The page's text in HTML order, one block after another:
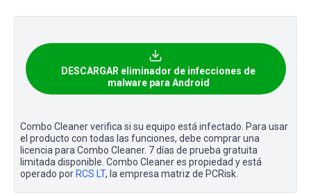
DESCARGAR eliminador de infecciones de
malware para Android
Combo Cleaner verifica si su equipo está infectado. Para usar
el producto con todas las funciones, debe comprar una
licencia para Combo Cleaner. 7 días de prueba gratuita
limitada disponible. Combo Cleaner es propiedad y está
operado porRCS LT, la empresa matriz de PCRisk.